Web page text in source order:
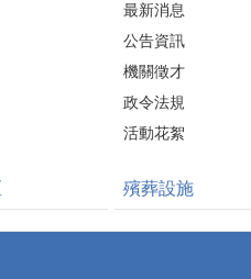
最新消息
公告資訊
機關徵才
政令法規
活動花絮
殯葬設施